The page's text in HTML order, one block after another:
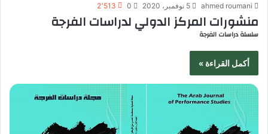
ahmed roumani 5 نوفمبر، 2020 0 2٬513
منشورات المركز الدولي لدراسات الفرجة
سلسلة دراسات الفرجة
أكمل القراءة »